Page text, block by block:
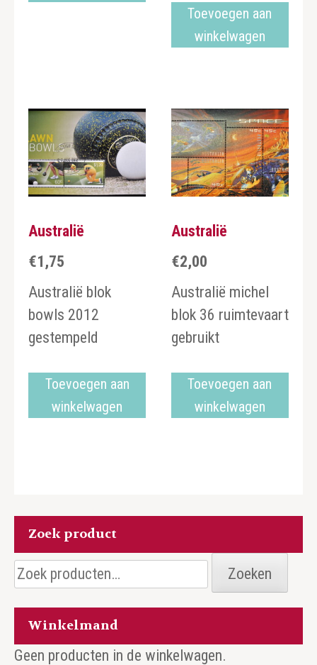
Toevoegen aan
winkelwagen
Australië
€1,75
Australië blok
bowls 2012
gestempeld
Toevoegen aan
winkelwagen
Australië
€2,00
Australië michel
blok 36 ruimtevaart
gebruikt
Toevoegen aan
winkelwagen
Zoek product
Zoeken
naar:
Zoeken
Winkelmand
Geen producten in de winkelwagen.